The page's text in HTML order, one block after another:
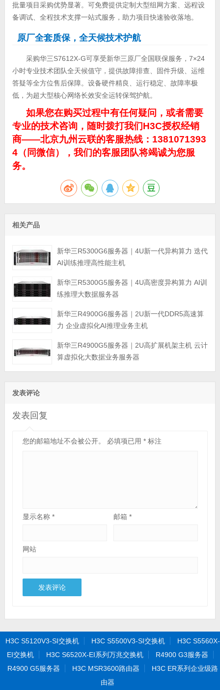
批量项目采购优势显著。可免费提供定制大型组网方案、远程设
备调试、全程技术支撑一站式服务，助力项目快速验收落地。
原厂全套质保，全天候技术护航
采购华三S7612X-G可享受新华三原厂全国联保服务，7×24
小时专业技术团队全天候值守，提供故障排查、固件升级、运维
答疑等全方位售后保障。设备硬件精良、运行稳定、故障率极
低，为超大型核心网络长效安全运转保驾护航。
如果您在购买过程中有任何疑问，或者需要
专业的技术咨询，随时拨打我们H3C授权经销
商——北京九州云联的客服热线：1381071393
4（同微信），我们的客服团队将竭诚为您服
务。
相关产品
新华三R5300G6服务器｜4U新一代异构算力 迭代
AI训练推理高性能主机
新华三R5300G5服务器｜4U高密度异构算力 AI训
练推理大数据服务器
新华三R4900G6服务器｜2U新一代DDR5高速算
力 企业虚拟化AI推理业务主机
新华三R4900G5服务器｜2U高扩展机架主机 云计
算虚拟化大数据业务服务器
发表评论
发表回复
您的邮箱地址不会被公开。 必填项已用 *标注
显示名称 * 邮箱*
网站
H3C S5120V3-SI交换机 H3C S5500V3-SI交换机
H3C S5560X-
EI交换机
H3C S6520X-EI系列万兆交换机
R4900 G3服务器
R4900 G5服务器
H3C MSR3600路由器
H3C ER系列企业级路
由器